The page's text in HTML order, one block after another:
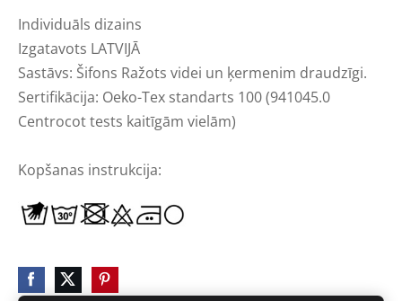
Individuāls dizains
Izgatavots LATVIJĀ
Sastāvs: Šifons Ražots videi un ķermenim draudzīgi.
Sertifikācija: Oeko-Tex standarts 100(941045.0
Centrocottests kaitīgām vielām)
Kopšanas instrukcija: